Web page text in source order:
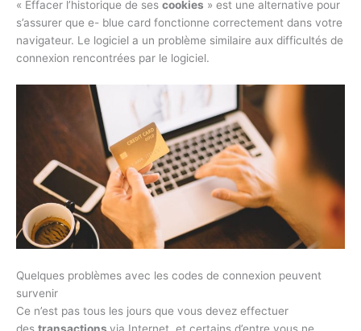
« Effacer l’historique de ses cookies » est une alternative pour
s’assurer que e- blue card fonctionne correctement dans votre
navigateur. Le logiciel a un problème similaire aux difficultés de
connexion rencontrées par le logiciel.
Quelques problèmes avec les codes de connexion peuvent
survenir
Ce n’est pas tous les jours que vous devez effectuer
des transactions via Internet, et certains d’entre vous ne